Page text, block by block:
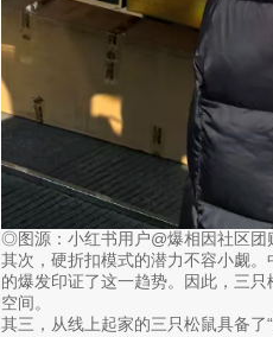
◎图源：小红书用户@爆相因社区团
其次，硬折扣模式的潜力不容小觑。
的爆发印证了这一趋势。因此，三
空间。
其三，从线上起家的三只松鼠具备